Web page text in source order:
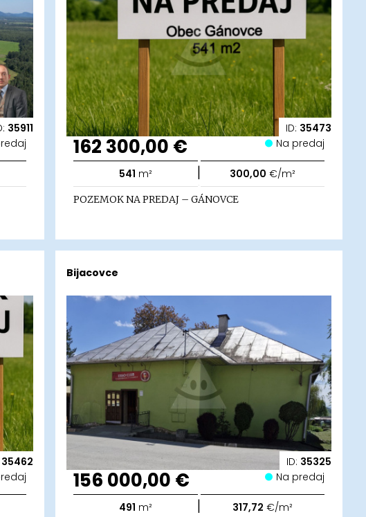
35911 ID: 35473
162 300,00 € Na predaj
541 m² | 300,00 €/m²
POZEMOK NA PREDAJ – GÁNOVCE
35462 ID: 35325
Bijacovce
156 000,00 € Na predaj
491 m² | 317,72 €/m²